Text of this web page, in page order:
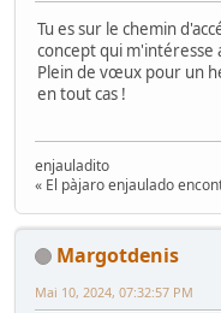
Tu es sur le chemin
concept qui m'intéresse
Plein de vœux pour un
en tout cas !
enjauladito
« El pàjaro enjaulado
Margotdenis
Mai 10, 2024, 07:32:57 PM